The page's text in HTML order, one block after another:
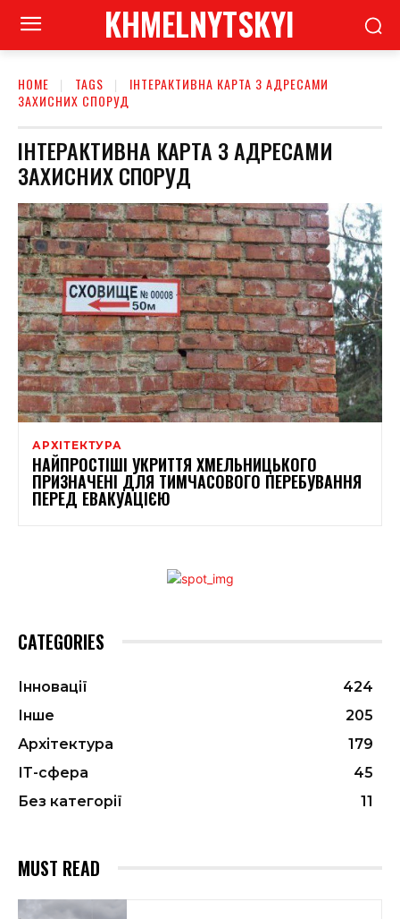
KHMELNYTSKYI
HOME TAGS
ІНТЕРАКТИВНА КАРТА З АДРЕСАМИ
ЗАХИСНИХ СПОРУД
ІНТЕРАКТИВНА КАРТА З АДРЕСАМИ
ЗАХИСНИХ СПОРУД
АРХІТЕКТУРА
НАЙПРОСТІШІ УКРИТТЯ ХМЕЛЬНИЦЬКОГО
ПРИЗНАЧЕНІ ДЛЯ ТИМЧАСОВОГО ПЕРЕБУВАННЯ
ПЕРЕД ЕВАКУАЦІЄЮ
CATEGORIES
Інновації
424
Інше
205
Архітектура
179
ІТ-сфера
45
Без категорії
11
MUST READ